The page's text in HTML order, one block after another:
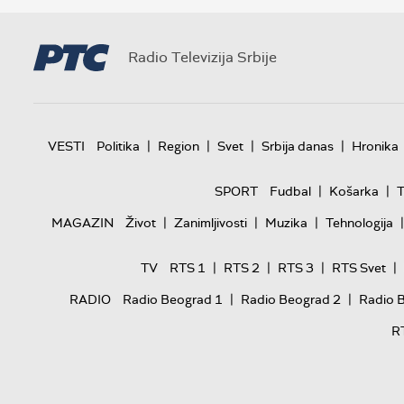
javnosti,
učinili
gradsku
rekao je
Radio Televizija Srbije
VESTI Politika | Region | Svet | Srbija danas | Hronika
SPORT
Fudbal | Košarka |
MAGAZIN
Život | Zanimljivosti | Muzika | Tehnologija |
TV
RTS 1 | RTS 2 | RTS 3 | RTS Svet |
RADIO
Radio Beograd 1 | Radio Beograd 2 | Radio